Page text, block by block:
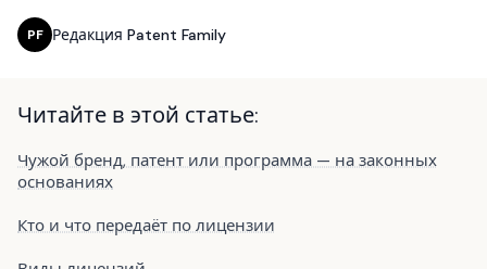
PF Редакция Patent Family
Читайте в этой статье:
Чужой бренд, патент или программа — на законных
основаниях
Кто и что передаёт по лицензии